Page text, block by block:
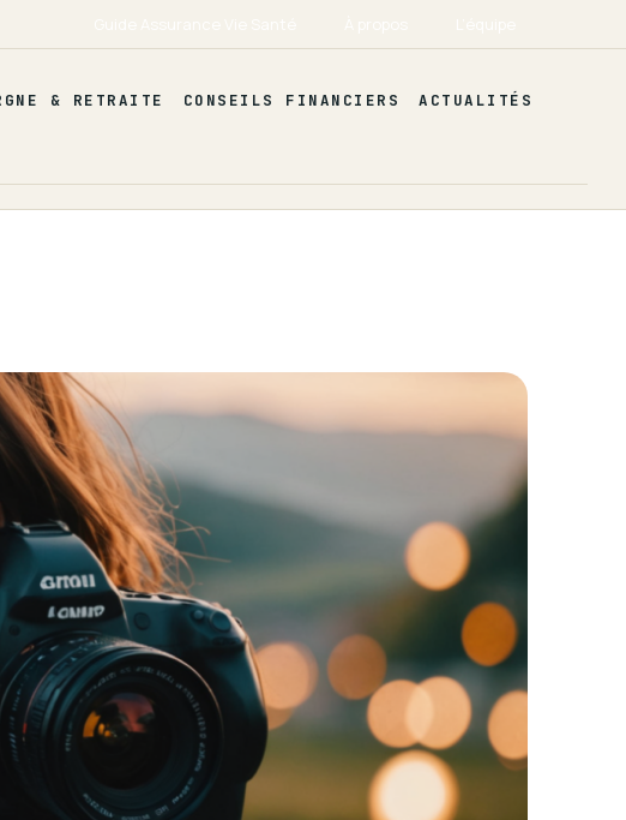
& RETRAITE CONSEILS FINANCIERS ACTUALITÉS